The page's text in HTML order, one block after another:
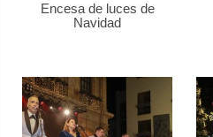
Encesa de luces de
Navidad